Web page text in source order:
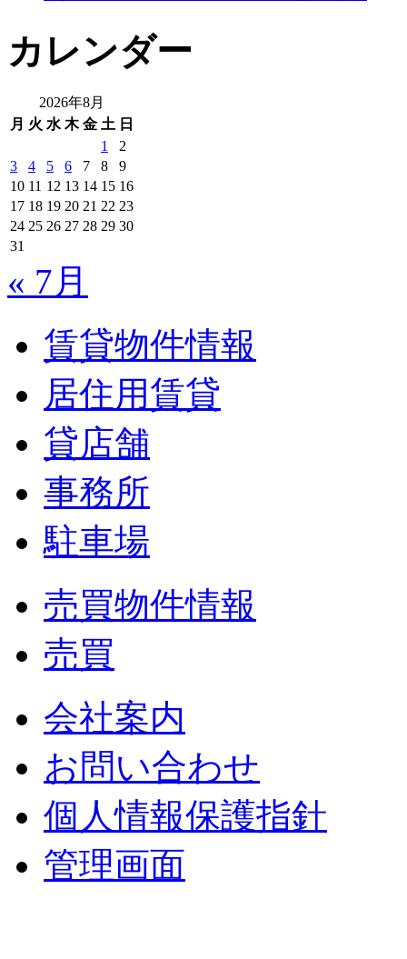
カレンダー
2026年8月
月 火 水 木 金 土 日
1
2
3
4 5 6 7 8
9
10 11 12 13 14 15 16
17 18 19 20 21 22 23
24 25 26 27 28 29 30
31
« 7月
賃貸物件情報
居住用賃貸
貸店舗
事務所
駐車場
売買物件情報
売買
会社案内
お問い合わせ
個人情報保護指針
管理画面